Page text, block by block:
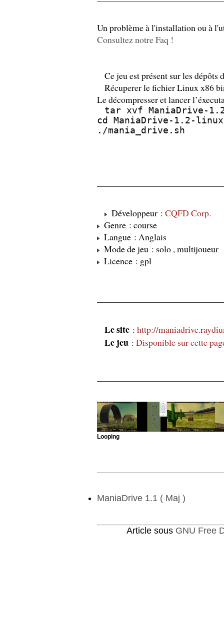
Un problème à l'installation ou à
Consultez notre Faq !
Ce jeu est présent sur les dépôts
Récuperer le fichier Linux x86
Le décompresser et lancer
tar xvf ManiaDrive-
cd ManiaDrive-1.2-
./mania_drive.sh
Développeur : CQFD Corp.
Genre : course
Langue : Anglais
Mode de jeu : solo , multijoueur
Licence : gpl
Le site : http://
Le jeu : Disponible sur cette
Looping
ManiaDrive 1.1 ( Maj )
Article sous GNU Free